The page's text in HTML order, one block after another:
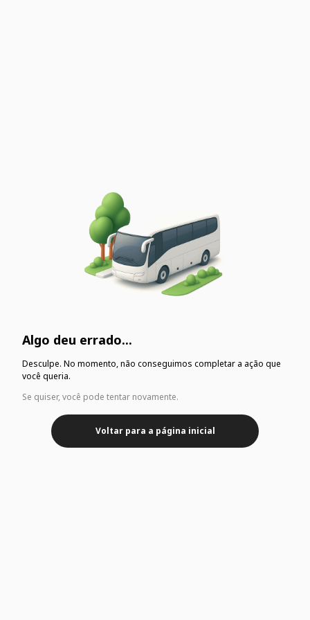
Algo deu errado...
Desculpe. No momento, não conseguimos completar a ação que
você queria.
Se quiser, você pode tentar novamente.
Voltar para a página inicial